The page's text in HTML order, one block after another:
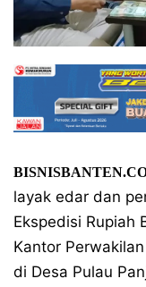
layak edar dan
Ekspedisi Rupiah
Kantor
di Desa Pulau